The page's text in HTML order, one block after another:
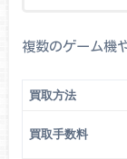
複数のゲーム機
買取方法
買取手数料